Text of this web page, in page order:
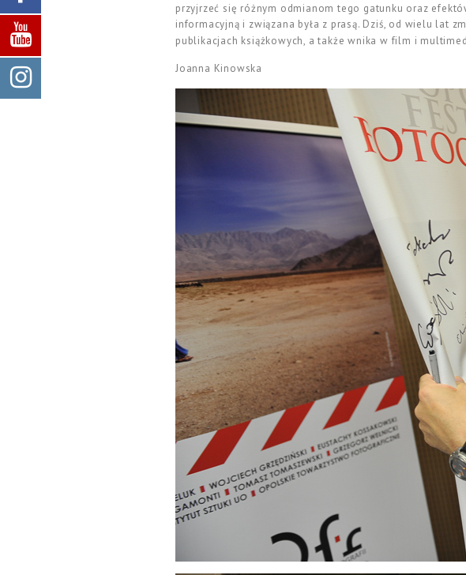
przyjrzeć się różnym odmianom tego gatunku oraz
informacyjną i związana była z prasą. Dziś, od wielu lat
publikacjach książkowych, a także wnika w film i
Joanna Kinowska